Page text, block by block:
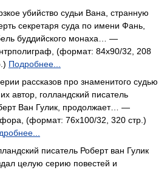
убийство судьи Вана, странную
секретаря суда по имени Фань,
буддийского монаха… —
(формат: 84x90/32, 208
Подробнее...
рассказов про знаменитого судью
автор, голландский писатель
Ван Гулик, продолжает… —
(формат: 76x100/32, 320 стр.)
писатель Роберт ван Гулик
целую серию повестей и